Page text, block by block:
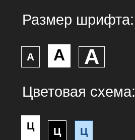
Размер шрифта:
А А А
Цветовая схема:
Ц Ц Ц